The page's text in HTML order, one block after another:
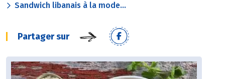
Sandwich libanais à la mode...
Partager sur